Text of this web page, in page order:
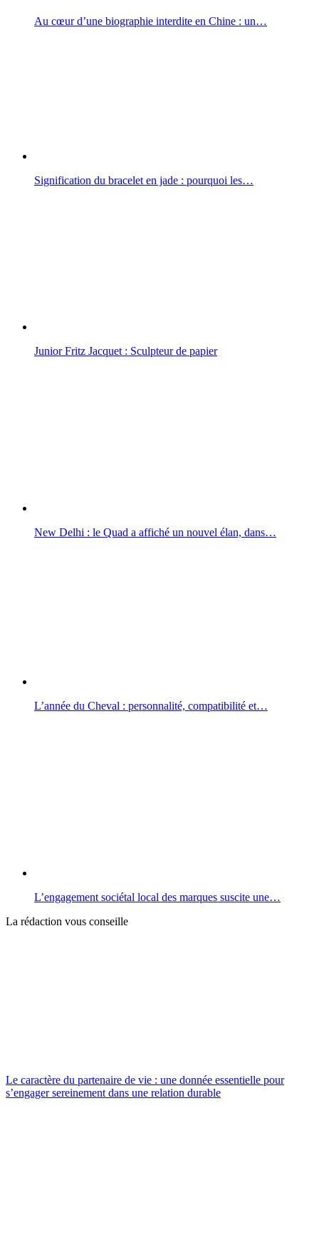
Au cœur d’une biographie interdite en Chine : un…
Signification du bracelet en jade : pourquoi les…
Junior Fritz Jacquet : Sculpteur de papier
New Delhi : le Quad a affiché un nouvel élan, dans…
L’année du Cheval : personnalité, compatibilité et…
L’engagement sociétal local des marques suscite une…
La rédaction vous conseille
Le caractère du partenaire de vie : une donnée essentielle pour
s’engager sereinement dans une relation durable